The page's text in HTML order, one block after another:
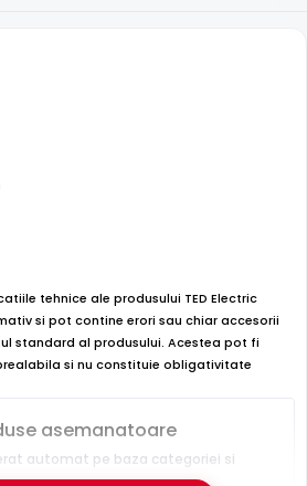
tehnice ale produsului TED Electric
si pot contine erori sau chiar accesorii
standard al produsului. Acestea pot fi
si nu constituie obligativitate
asemanatoare
automat pe baza categoriei si